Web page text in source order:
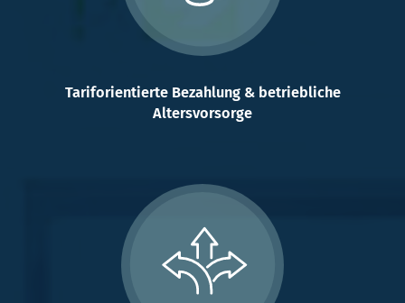
Tariforientierte Bezahlung & betriebliche
Altersvorsorge